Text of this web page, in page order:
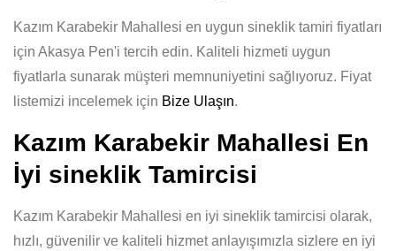
Kazım Karabekir Mahallesi en uygun sineklik tamiri fiyatları
için Akasya Pen'i tercih edin. Kaliteli hizmeti uygun
fiyatlarla sunarak müşteri memnuniyetini sağlıyoruz. Fiyat
listemizi incelemek için Bize Ulaşın.
Kazım Karabekir Mahallesi En
İyi sineklik Tamircisi
Kazım Karabekir Mahallesi en iyi sineklik tamircisi olarak,
hızlı, güvenilir ve kaliteli hizmet anlayışımızla sizlere en iyi